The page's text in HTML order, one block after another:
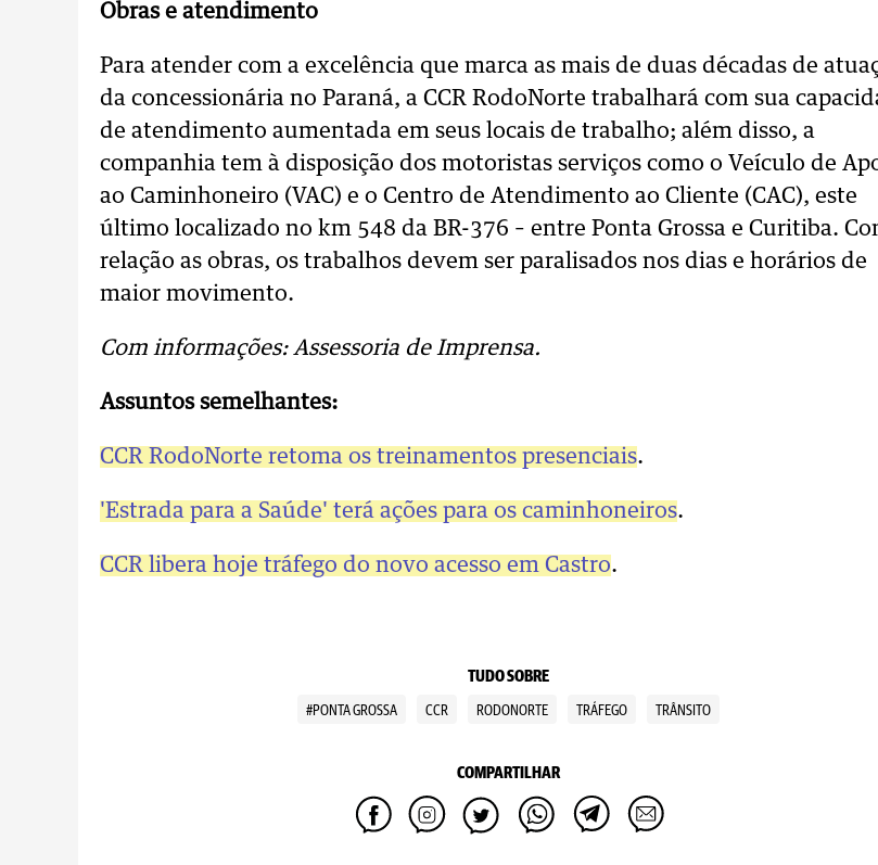
Obras e atendimento
Para atender com a excelência que marca as mais de duas décadas de
da concessionária no Paraná, a CCR RodoNorte trabalhará com sua
de atendimento aumentada em seus locais de trabalho; além disso, a
companhia tem à disposição dos motoristas serviços como o Veículo de
ao Caminhoneiro (VAC) e o Centro de Atendimento ao Cliente (CAC), este
último localizado no km 548 da BR-376 – entre Ponta Grossa e Curitiba.
relação as obras, os trabalhos devem ser paralisados nos dias e horários de
maior movimento.
Com informações: Assessoria de Imprensa.
Assuntos semelhantes:
CCR RodoNorte retoma os treinamentos presenciais.
'Estrada para a Saúde' terá ações para os caminhoneiros.
CCR libera hoje tráfego do novo acesso em Castro.
TUDO SOBRE
#PONTA GROSSA CCR RODONORTE TRÁFEGO TRÂNSITO
COMPARTILHAR